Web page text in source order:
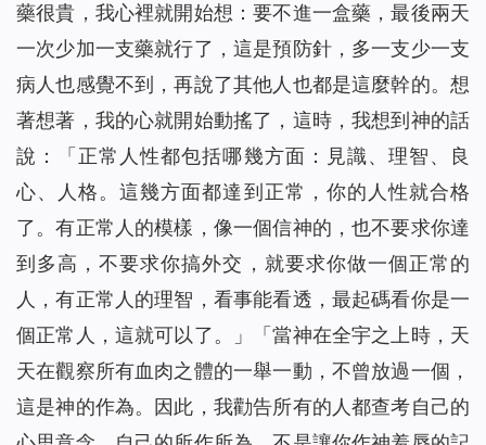
藥很貴，我心裡就開始想：要不進一盒藥，最後兩天
一次少加一支藥就行了，這是預防針，多一支少一支
病人也感覺不到，再說了其他人也都是這麼幹的。想
著想著，我的心就開始動搖了，這時，我想到神的話
說：「 正常人性都包括哪幾方面：見識、理智、良
心、人格。這幾方面都達到正常，你的人性就合格
了。有正常人的模樣，像一個信神的，也不要求你達
到多高，不要求你搞外交，就要求你做一個正常的
人，有正常人的理智，看事能看透，最起碼看你是一
個正常人，這就可以了。
」「當神在全宇之上時，天
天在觀察所有血肉之體的一舉一動，不曾放過一個，
這是神的作為。因此，我勸告所有的人都查考自己的